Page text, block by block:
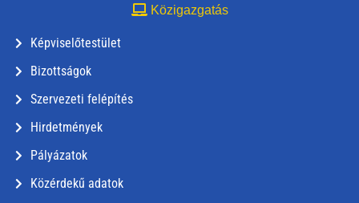
Közigazgatás
Képviselőtestület
Bizottságok
Szervezeti felépítés
Hirdetmények
Pályázatok
Közérdekű adatok